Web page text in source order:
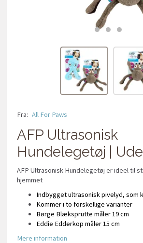
Fra: All For Paws
AFP Ultrasonisk
Hundelegetøj |
AFP Ultrasonisk Hundelegetøj er ideel til
hjemmet
Indbygget ultrasonisk pivelyd, som
Kommer i to forskellige varianter
Børge Blæksprutte måler 19 cm
Eddie Edderkop måler 15 cm
Mere information